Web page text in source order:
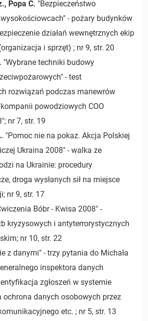
Popa C. "Bezpieczeństwo
- pożary budynków
działań wewnętrznych ekip
i sprzęt) ; nr 9, str. 20
"Wybrane techniki budowy
- test
rozwiązań podczas manewrów
powodziowych COO
nr 7, str. 19
"Pomoc nie na pokaz. Akcja Polskiej
Ukraina 2008" - walka ze
na Ukrainie: procedury
droga wysłanych sił na miejsce
nr 9, str. 17
Bóbr - Kwisa 2008" -
kryzysowych i antyterrorystycznych
nr 10, str. 22
z danymi" - trzy pytania do Michała
inspektora danych
zgłoszeń w systemie
ochrona danych osobowych przez
etc. ; nr 5, str. 13